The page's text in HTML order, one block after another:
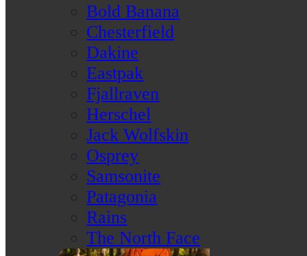
Bold Banana
Chesterfield
Dakine
Eastpak
Fjallraven
Herschel
Jack Wolfskin
Osprey
Samsonite
Patagonia
Rains
The North Face